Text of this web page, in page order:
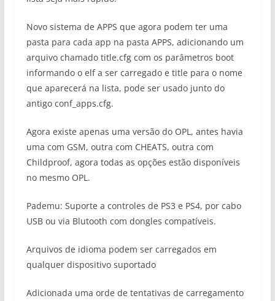
Novo sistema de APPS que agora podem ter uma
pasta para cada app na pasta APPS, adicionando um
arquivo chamado title.cfg com os parâmetros boot
informando o elf a ser carregado e title para o nome
que aparecerá na lista, pode ser usado junto do
antigo conf_apps.cfg.
Agora existe apenas uma versão do OPL, antes havia
uma com GSM, outra com CHEATS, outra com
Childproof, agora todas as opções estão disponíveis
no mesmo OPL.
Pademu: Suporte a controles de PS3 e PS4, por cabo
USB ou via Blutooth com dongles compatíveis.
Arquivos de idioma podem ser carregados em
qualquer dispositivo suportado
Adicionada uma orde de tentativas de carregamento